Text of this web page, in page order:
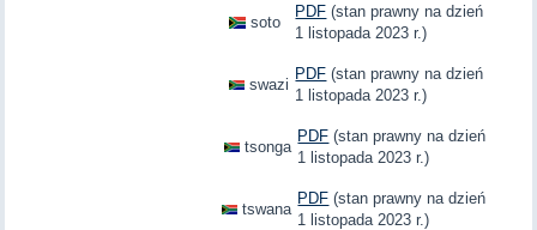
soto
PDF (stan prawny na dzień
1 listopada 2023 r.)
swazi
PDF (stan prawny na dzień
1 listopada 2023 r.)
tsonga
PDF (stan prawny na dzień
1 listopada 2023 r.)
tswana
PDF (stan prawny na dzień
1 listopada 2023 r.)